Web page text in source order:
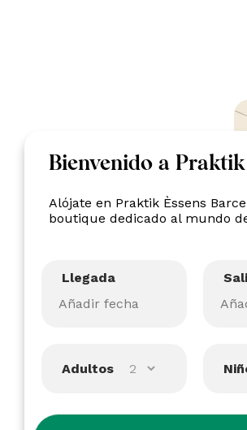
Bienvenido a Praktik
Alójate en Praktik Èssens
boutique dedicado al mundo
Llegada
Adultos